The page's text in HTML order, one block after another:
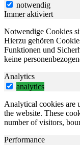
notwendig
Immer aktiviert
Notwendige Cookies
Hierzu gehören
Funktionen und
keine
Analytics
analytics
Analytical cookies are
the website. These
number of visitors,
Performance